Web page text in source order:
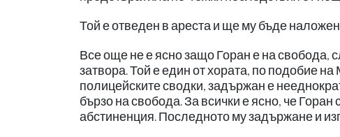
Той е отведен в ареста и ще му бъде
Все още не е ясно защо Горан е на свобода,
затвора. Той е един от хората, по подобие
полицейските сводки, задържан е
бързо на свобода. За всички е ясно, че Горан
абстиненция. Последното му задържане и